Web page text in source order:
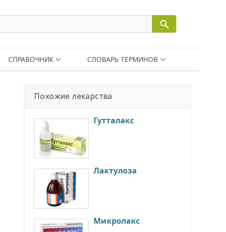
СПРАВОЧНИК СЛОВАРЬ ТЕРМИНОВ
Похожие лекарства
Гутталакс
Лактулоза
Микролакс